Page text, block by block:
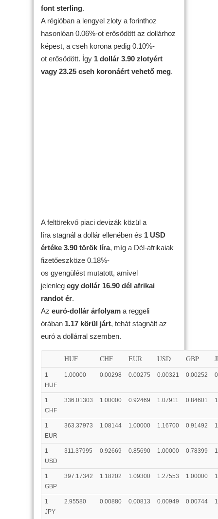
font sterling.
A régióban a lengyel zloty a forinthoz
hasonlóan 0.06%-ot erősödött az dollárhoz
képest, a cseh korona pedig 0.10%-
ot erősödött. Így 1 dollár 3.90 zlotyért
vagy 23.25 cseh koronáért vehető meg.
A feltörekvő piaci devizák közül a
líra stagnál a dollár ellenében és 1 USD
értéke 3.90 török líra, míg a Dél-afrikaiak
fizetőeszköze 0.18%-
os gyengülést mutatott, amivel
jelenleg egy dollár 16.90 dél afrikai
randot ér.
Az euró-dollár árfolyam a reggeli
órában 1.17 körül járt, tehát stagnált az
euró a dollárral szemben.
HUF CHF EUR USD GBP
1
HUF
1.00000 0.00298 0.00275 0.00321 0.00252
1
CHF
336.01303 1.00000 0.92469 1.07911 0.84601
1
EUR
363.37973 1.08144 1.00000 1.16700 0.91492
1
USD
311.37995 0.92669 0.85690 1.00000 0.78399
1
GBP
397.17342 1.18202 1.09300 1.27553 1.00000
1
JPY
2.95580 0.00880 0.00813 0.00949 0.00744